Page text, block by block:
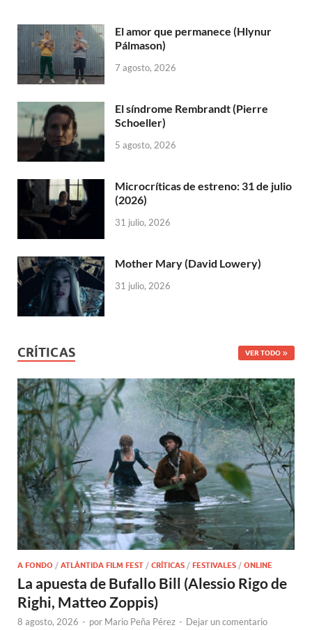
El amor que permanece (Hlynur
Pálmason)
7 agosto, 2026
El síndrome Rembrandt (Pierre
Schoeller)
5 agosto, 2026
Microcríticas de estreno: 31 de julio
(2026)
31 julio, 2026
Mother Mary (David Lowery)
31 julio, 2026
CRÍTICAS VER TODO
A FONDO / ATLÁNTIDA FILM FEST / CRÍTICAS / FESTIVALES / ONLINE
La apuesta de Bufallo Bill (Alessio Rigo de
Righi, Matteo Zoppis)
8 agosto, 2026 - por Mario Peña Pérez - Dejar un comentario